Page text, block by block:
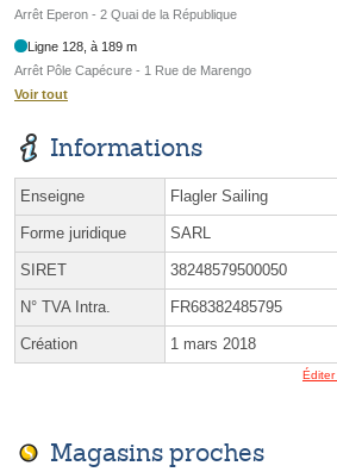
Arrêt Eperon - 2 Quai de la République
Ligne 128, à 189 m
Arrêt Pôle Capécure - 1 Rue de Marengo
Voir tout
Informations
Enseigne Flagler Sailing
Forme juridique SARL
SIRET 38248579500050
N° TVA Intra. FR68382485795
Création 1 mars 2018
Éditer
Magasins proches